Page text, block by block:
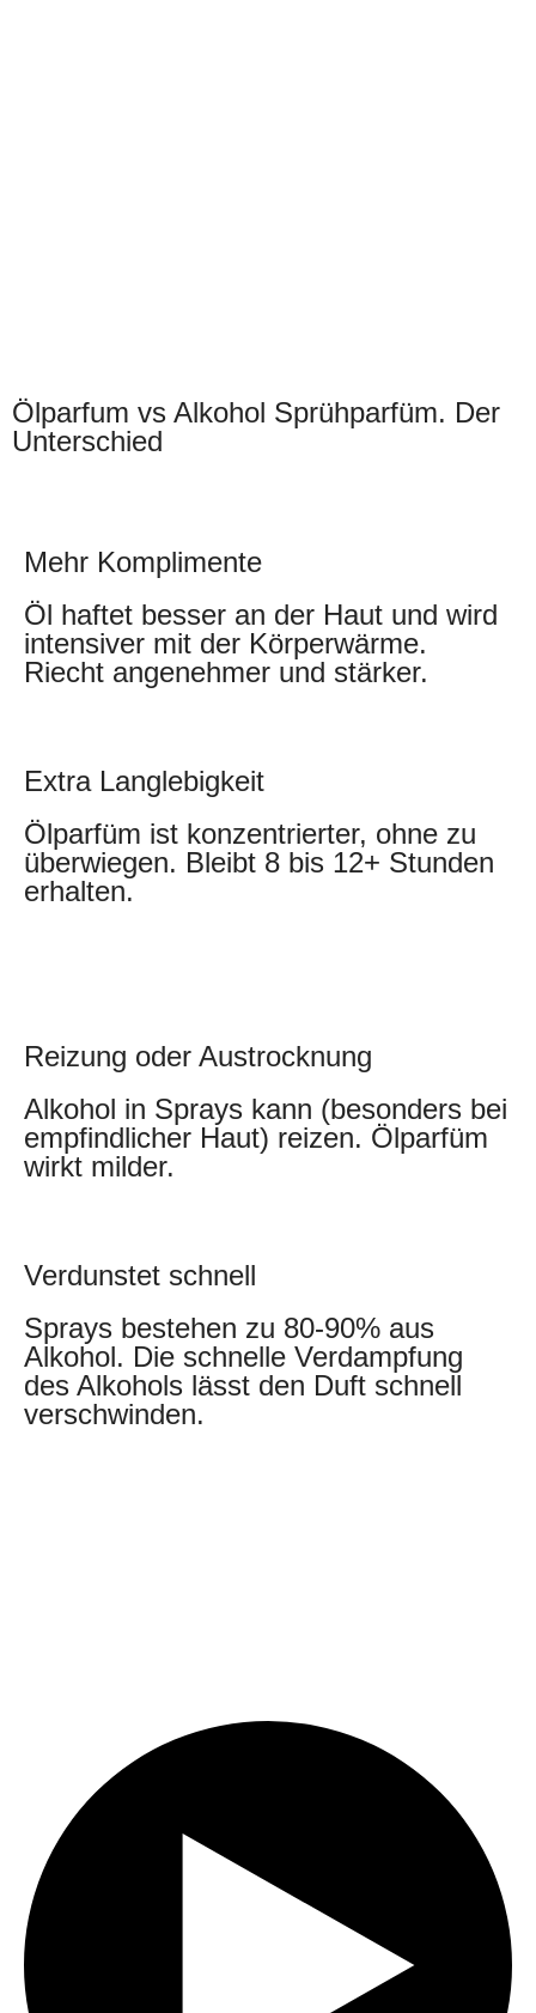
Ölparfum vs Alkohol Sprühparfüm. Der
Unterschied
Mehr Komplimente
Öl haftet besser an der Haut und wird
intensiver mit der Körperwärme.
Riecht angenehmer und stärker.
Extra Langlebigkeit
Ölparfüm ist konzentrierter, ohne zu
überwiegen. Bleibt 8 bis 12+ Stunden
erhalten.
Reizung oder Austrocknung
Alkohol in Sprays kann (besonders bei
empfindlicher Haut) reizen. Ölparfüm
wirkt milder.
Verdunstet schnell
Sprays bestehen zu 80-90% aus
Alkohol. Die schnelle Verdampfung
des Alkohols lässt den Duft schnell
verschwinden.